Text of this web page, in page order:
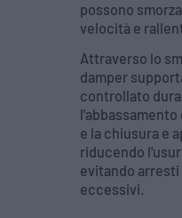
possono
velocità e
Attraverso lo
damper
controllato
e la chiusura e
riducendo
evitando
eccessivi.